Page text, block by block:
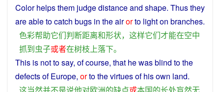
Color helpsthem judgedistanceand shape. Thusthey
areableto catch bugs in theairorto light on branches.
色彩帮助它们判断距离和形状， 这样它们才能在空中
抓到虫子或者在树枝上落下。
This is nottosay, ofcourse, that hewasblind to the
defectsofEurope, orto thevirtuesof hisown land.